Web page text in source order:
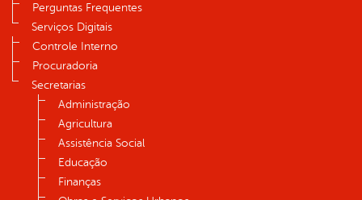
Perguntas Frequentes
Serviços Digitais
Controle Interno
Procuradoria
Secretarias
Administração
Agricultura
Assistência Social
Educação
Finanças